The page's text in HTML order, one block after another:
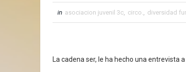
in asociacion juvenil 3c, circo., diversidad
La cadena ser, le ha hecho una entrevista